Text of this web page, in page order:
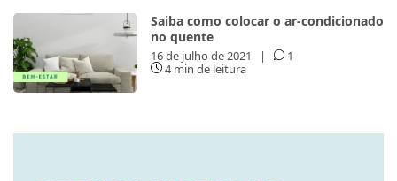
Saiba como colocar o ar-condicionado
no quente
16 de julho de 2021 |
1
4 min de leitura